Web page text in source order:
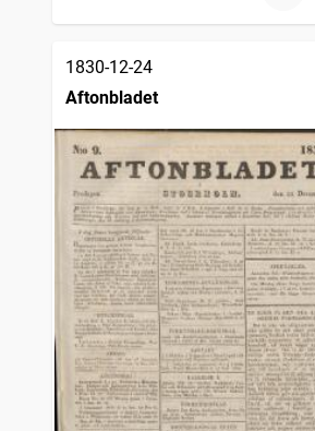
1830-12-24
Aftonbladet